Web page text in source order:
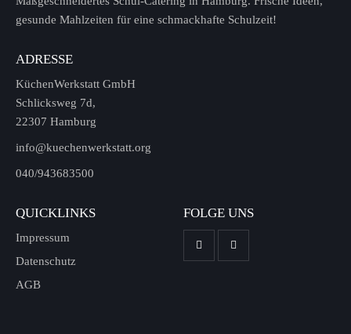
gesunde Mahlzeiten für eine schmackhafte Schulzeit!
ADRESSE
KüchenWerkstatt GmbH
Schlicksweg 7d,
22307 Hamburg
info@kuechenwerkstatt.org
040/943683500
QUICKLINKS
Impressum
Datenschutz
AGB
FOLGE UNS